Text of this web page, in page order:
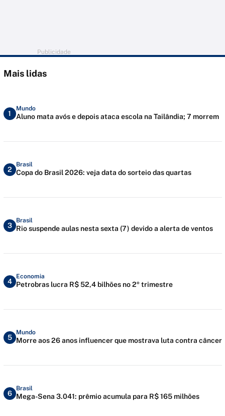
Publicidade
Mais lidas
1
Mundo
Aluno mata avós e depois ataca escola na Tailândia; 7 morrem
2
Brasil
Copa do Brasil 2026: veja data do sorteio das quartas
3
Brasil
Rio suspende aulas nesta sexta (7) devido a alerta de ventos
4
Economia
Petrobras lucra R$ 52,4 bilhões no 2º trimestre
5
Mundo
Morre aos 26 anos influencer que mostrava luta contra câncer
6
Brasil
Mega-Sena 3.041: prêmio acumula para R$ 165 milhões